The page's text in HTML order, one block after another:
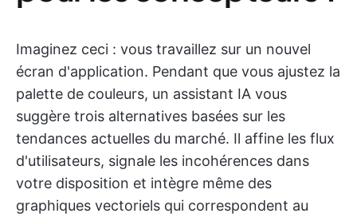
Imaginez ceci : vous travaillez sur un nouvel
écran d'application. Pendant que vous ajustez la
palette de couleurs, un assistant IA vous
suggère trois alternatives basées sur les
tendances actuelles du marché. Il affine les flux
d'utilisateurs, signale les incohérences dans
votre disposition et intègre même des
graphiques vectoriels qui correspondent au